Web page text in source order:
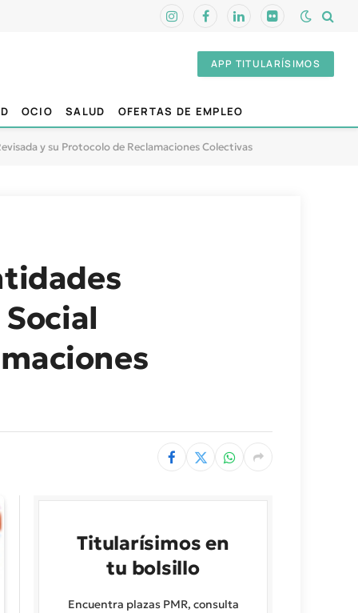
InstagramFacebookLinkedInFlickr
APP TITULARÍSIMOS
OCIO SALUD OFERTAS DE EMPLEO
y su Protocolo de Reclamaciones Colectivas
Titularísimos en
tu bolsillo
Encuentra plazas PMR, consulta